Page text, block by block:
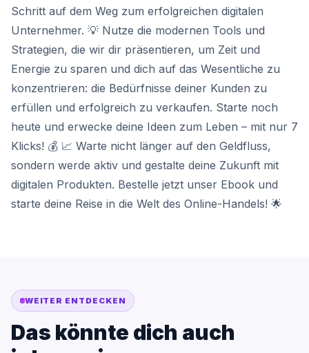
Schritt auf dem Weg zum erfolgreichen digitalen
Unternehmer. 💡 Nutze die modernen Tools und
Strategien, die wir dir präsentieren, um Zeit und
Energie zu sparen und dich auf das Wesentliche zu
konzentrieren: die Bedürfnisse deiner Kunden zu
erfüllen und erfolgreich zu verkaufen. Starte noch
heute und erwecke deine Ideen zum Leben – mit nur 7
Klicks! 💰 📈 Warte nicht länger auf den Geldfluss,
sondern werde aktiv und gestalte deine Zukunft mit
digitalen Produkten. Bestelle jetzt unser Ebook und
starte deine Reise in die Welt des Online-Handels! 🌟
WEITER ENTDECKEN
Das könnte dich auch